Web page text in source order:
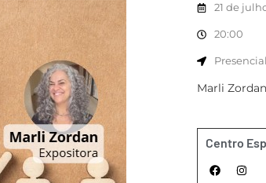
21 de
20:00
Presencial
Marli Zordan
Centro